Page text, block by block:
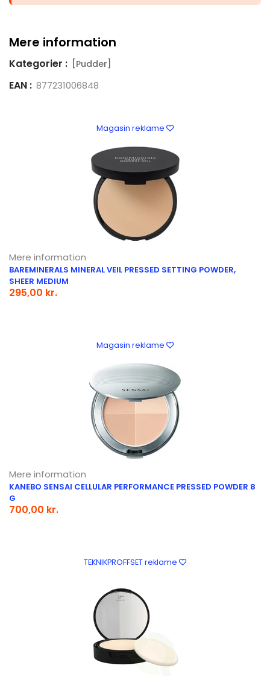
Mere information
Kategorier : [Pudder]
EAN : 877231006848
Magasin reklame
Mere information
BAREMINERALS MINERAL VEIL PRESSED SETTING POWDER,
SHEER MEDIUM
295,00 kr.
Magasin reklame
Mere information
KANEBO SENSAI CELLULAR PERFORMANCE PRESSED POWDER 8
G
700,00 kr.
TEKNIKPROFFSET reklame